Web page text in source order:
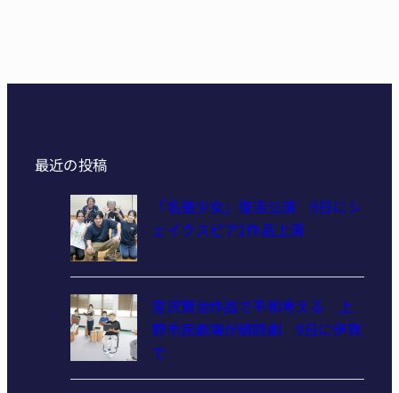
最近の投稿
「名張少女」復活公演 9日にシ
ェイクスピア2作品上演
宮沢賢治作品で平和考える 上
野市民劇場が朗読劇 9日に伊賀
で